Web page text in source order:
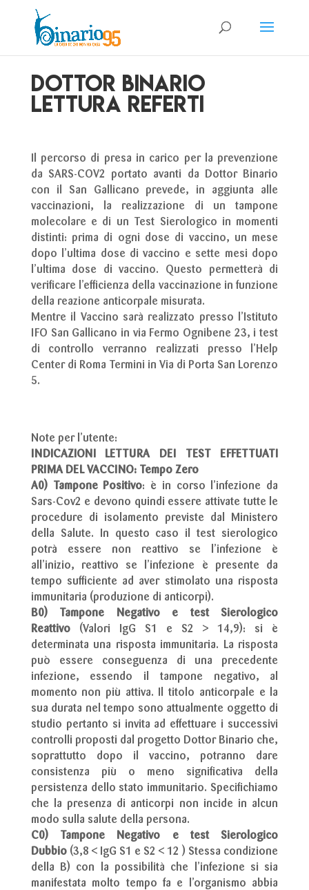
Dottor Binario
Lettura Referti
Il percorso di presa in carico per la prevenzione
da SARS-COV2 portato avanti da Dottor Binario
con il San Gallicano prevede, in aggiunta alle
vaccinazioni, la realizzazione di un tampone
molecolare e di un Test Sierologico in momenti
distinti: prima di ogni dose di vaccino, un mese
dopo l’ultima dose di vaccino e sette mesi dopo
l’ultima dose di vaccino. Questo permetterà di
verificare l’efficienza della vaccinazione in funzione
della reazione anticorpale misurata.
Mentre il Vaccino sarà realizzato presso l’Istituto
IFO San Gallicano in via Fermo Ognibene 23, i test
di controllo verranno realizzati presso l’Help
Center di Roma Termini in Via di Porta San Lorenzo
5.
Note per l’utente:
INDICAZIONI LETTURA DEI TEST EFFETTUATI
PRIMA DEL VACCINO: Tempo Zero
A0) Tampone Positivo: è in corso l’infezione da
Sars-Cov2 e devono quindi essere attivate tutte le
procedure di isolamento previste dal Ministero
della Salute. In questo caso il test sierologico
potrà essere non reattivo se l’infezione è
all’inizio, reattivo se l’infezione è presente da
tempo sufficiente ad aver stimolato una risposta
immunitaria (produzione di anticorpi).
B0) Tampone Negativo e test Sierologico
Reattivo (Valori IgG S1 e S2 > 14,9): si è
determinata una risposta immunitaria. La risposta
può essere conseguenza di una precedente
infezione, essendo il tampone negativo, al
momento non più attiva. Il titolo anticorpale e la
sua durata nel tempo sono attualmente oggetto di
studio pertanto si invita ad effettuare i successivi
controlli proposti dal progetto Dottor Binario che,
soprattutto dopo il vaccino, potranno dare
consistenza più o meno significativa della
persistenza dello stato immunitario. Specifichiamo
che la presenza di anticorpi non incide in alcun
modo sulla salute della persona.
C0) Tampone Negativo e test Sierologico
Dubbio (3,8 < IgG S1 e S2 < 12 ) Stessa condizione
della B) con la possibilità che l’infezione si sia
manifestata molto tempo fa e l’organismo abbia